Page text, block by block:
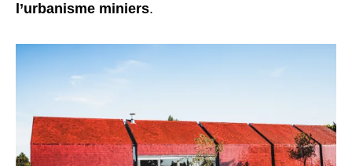
l’urbanisme miniers.